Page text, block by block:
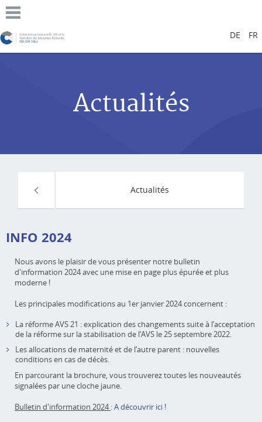
DE FR
Actualités
Actualités
INFO 2024
Nous avons le plaisir de vous présenter notre bulletin
d'information 2024 avec une mise en page plus épurée et plus
moderne !
Les principales modifications au 1er janvier 2024 concernent :
La réforme AVS 21 : explication des changements suite à l’acceptation
de la réforme sur la stabilisation de l’AVS le 25 septembre 2022.
Les allocations de maternité et de l’autre parent : nouvelles
conditions en cas de décès.
En parcourant la brochure, vous trouverez toutes les nouveautés
signalées par une cloche jaune.
Bulletin d'information 2024:A découvrir ici !